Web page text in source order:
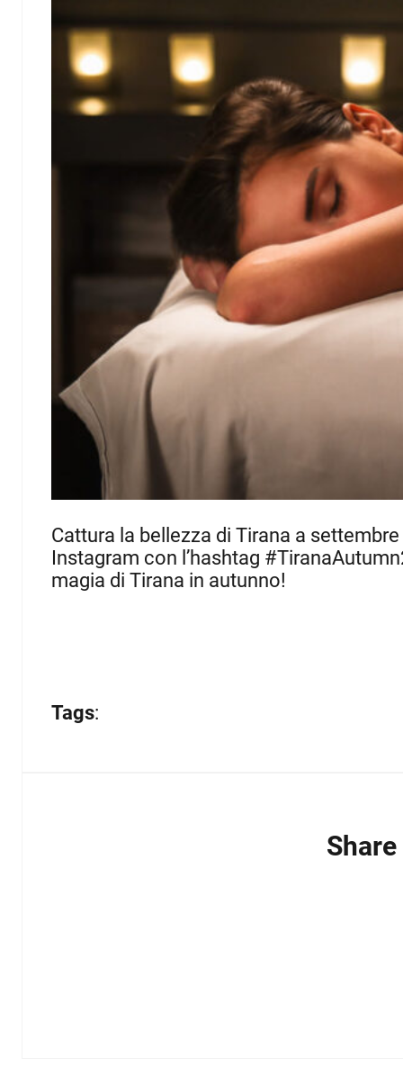
Cattura la bellezza di Tirana a
Instagram con l’hashtag
magia di Tirana in autunno!
Tags: